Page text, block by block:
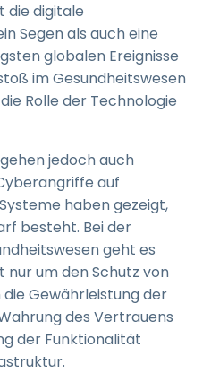
die digitale
Segen als auch eine
globalen Ereignisse
im Gesundheitswesen
Rolle der Technologie
jedoch auch
auf
haben gezeigt,
besteht. Bei der
geht es
um den Schutz von
Gewährleistung der
des Vertrauens
der Funktionalität